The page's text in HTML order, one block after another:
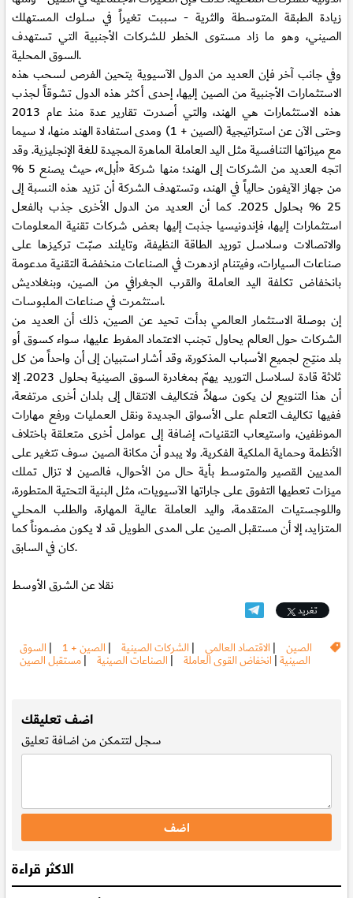
زيادة الطبقة المتوسطة والثرية - سببت تغيراً في سلوك المستهلك
الصيني، وهو ما زاد مستوى الخطر للشركات الأجنبية التي تستهدف
السوق المحلية.
وفي جانب آخر فإن العديد من الدول الآسيوية يتحين الفرص لسحب هذه
الاستثمارات الأجنبية من الصين إليها، إحدى أكثر هذه الدول تشوقاً لجذب
هذه الاستثمارات هي الهند، والتي أصدرت تقارير عدة منذ عام 2013
وحتى الآن عن استراتيجية (الصين + 1) ومدى استفادة الهند منها، لا سيما
مع ميزاتها التنافسية مثل اليد العاملة الماهرة المجيدة للغة الإنجليزية. وقد
اتجه العديد من الشركات إلى الهند؛ منها شركة «أبل»، حيث يصنع 5 %
من جهاز الآيفون حالياً في الهند، وتستهدف الشركة أن تزيد هذه النسبة إلى
25 % بحلول 2025. كما أن العديد من الدول الأخرى جذب بالفعل
استثمارات إليها، فإندونيسيا جذبت إليها بعض شركات تقنية المعلومات
والاتصالات وسلاسل توريد الطاقة النظيفة، وتايلند صبّت تركيزها على
صناعات السيارات، وفيتنام ازدهرت في الصناعات منخفضة التقنية مدعومة
بانخفاض تكلفة اليد العاملة والقرب الجغرافي من الصين، وبنغلاديش
استثمرت في صناعات الملبوسات.
إن بوصلة الاستثمار العالمي بدأت تحيد عن الصين، ذلك أن العديد من
الشركات حول العالم يحاول تجنب الاعتماد المفرط عليها، سواء كسوق أو
بلد منتِج لجميع الأسباب المذكورة، وقد أشار استبيان إلى أن واحداً من كل
ثلاثة قادة لسلاسل التوريد يهمّ بمغادرة السوق الصينية بحلول 2023. إلا
أن هذا التنويع لن يكون سهلاً، فتكاليف الانتقال إلى بلدان أخرى مرتفعة،
ففيها تكاليف التعلم على الأسواق الجديدة ونقل العمليات ورفع مهارات
الموظفين، واستيعاب التقنيات، إضافة إلى عوامل أخرى متعلقة باختلاف
الأنظمة وحماية الملكية الفكرية. ولا يبدو أن مكانة الصين سوف تتغير على
المديين القصير والمتوسط بأية حال من الأحوال، فالصين لا تزال تملك
ميزات تعطيها التفوق على جاراتها الآسيويات، مثل البنية التحتية المتطورة،
واللوجستيات المتقدمة، واليد العاملة عالية المهارة، والطلب المحلي
المتزايد، إلا أن مستقبل الصين على المدى الطويل قد لا يكون مضموناً كما
كان في السابق.
نقلا عن الشرق الأوسط
تغريد
الصين | الاقتصاد العالمي | الشركات الصينية | الصين + 1 | السوق
الصينية| انخفاض القوى العاملة | الصناعات الصينية |مستقبل الصين
اضف تعليقك
سجللتتمكن من اضافة تعليق
الاكثر قراءة